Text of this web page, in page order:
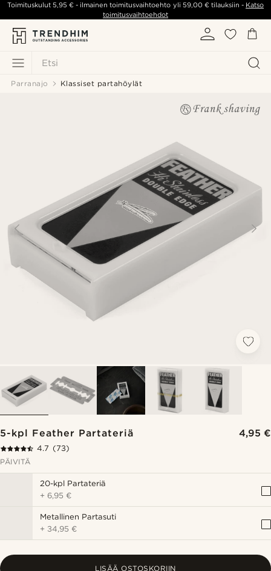
Etsi
Toimituskulut5,95 € - ilmainen toimitusvaihtoehto yli 59,00 €tilauksiin - Katso
toimitusvaihtoehdot
Parranajo Klassiset partahöylät
5-kpl Feather Partateriä 4,95 €
4.7 (73)
PÄIVITÄ
20-kpl Partateriä
+6,95 €
Metallinen Partasuti
+ 34,95 €
LISÄÄ OSTOSKORIIN